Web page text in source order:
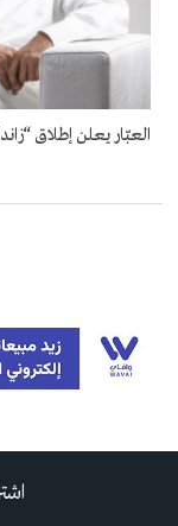
العبّار يعلن إطلاق